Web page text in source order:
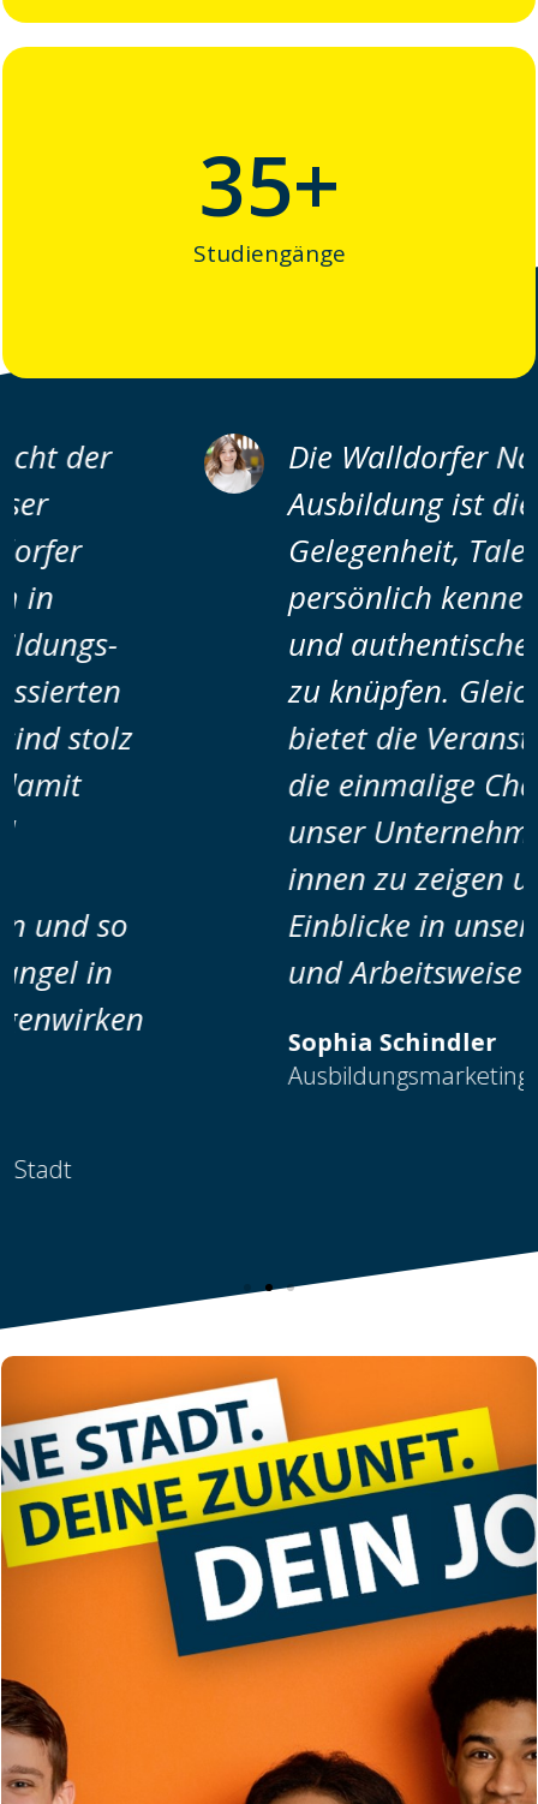
Studiengänge
35+
Die Walldorfer Nacht der
Ausbildung ist die perfekte
Gelegenheit, Talente
persönlich kennenzulernen
und authentische Kontakte
zu knüpfen. Gleichzeitig
bietet die Veranstaltung
die einmalige Chance,
unser Unternehmen von
innen zu zeigen und
Einblicke in unsere Kultur
und Arbeitsweise zu geben.
Sophia Schindler
Ausbildungsmarketing SAP SE